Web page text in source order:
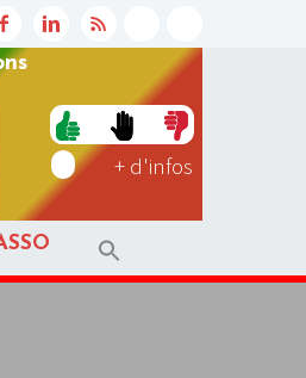
+ d'infos